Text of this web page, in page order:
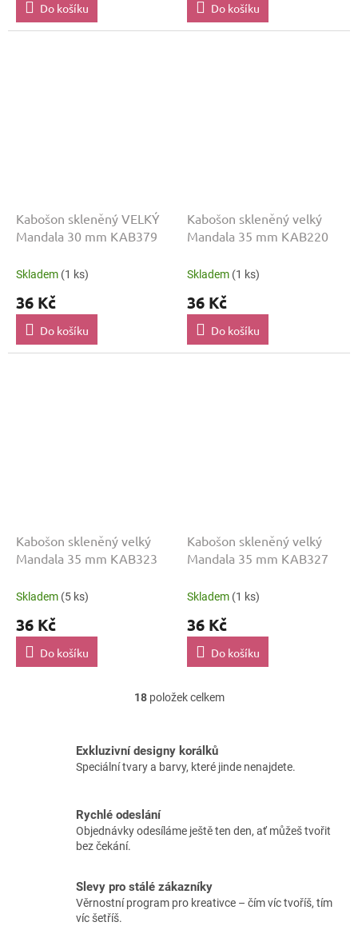
Do košíku Do košíku
Kabošon skleněný VELKÝ
Mandala 30 mm KAB379
Skladem (1 ks)
36 Kč
Do košíku
Kabošon skleněný velký
Mandala 35 mm KAB220
Skladem (1 ks)
36 Kč
Do košíku
Kabošon skleněný velký
Mandala 35 mm KAB323
Skladem (5 ks)
36 Kč
Do košíku
Kabošon skleněný velký
Mandala 35 mm KAB327
Skladem (1 ks)
36 Kč
Do košíku
O
á
d
p
y
v
18položek celkem
Exkluzivní designy korálků
Speciální tvary a barvy, které jinde nenajdete.
Rychlé odeslání
Objednávky odesíláme ještě ten den, ať můžeš tvořit
bez čekání.
Slevy pro stálé zákazníky
Věrnostní program pro kreativce – čím víc tvoříš, tím
víc šetříš.